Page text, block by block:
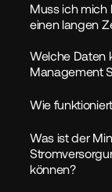
Muss ich mich
einen langen
Welche Daten
Management
Wie
Was ist der
können?